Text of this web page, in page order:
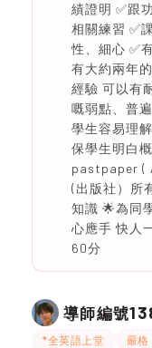
績證明 ✅跟
相關練習 ✅
性、細心 ✅有
有大約兩年
經驗 可以有
嘅弱點、普
學生容易理
保學生明白
pastpaper (
(出版社）所
知識 🌟為同
心應手 快人
60分
導師編號
*全英語上堂 嚴格